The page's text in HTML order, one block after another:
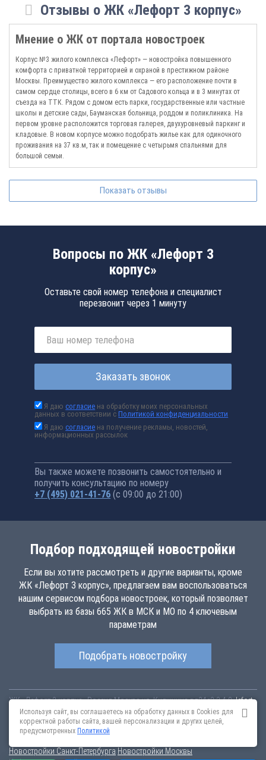
Отзывы о ЖК «Лефорт 3 корпус»
Мнение о ЖК от портала новостроек
Корпус №3 жилого комплекса «Лефорт» — новостройка повышенного
комфорта с приватной территорией и охраной в престижном районе
Москвы. Преимущество жилого комплекса — его расположение почти в
самом сердце столицы, всего в 6 км от Садового кольца и в 3 минутах от
съезда на ТТК. Рядом с домом есть парки, государственные или частные
школы и детские сады, Бауманская больница, роддом и поликлиника. На
первом уровне расположится торговая галерея, двухуровневый паркинг и
кладовые. В новом корпусе можно подобрать жилье как для одиночного
проживания на 37 кв.м, так и помещение с четырьмя спальнями для
большой семьи.
Показать отзывы
Вопросы по ЖК «Лефорт 3
корпус»
Оставьте свой номер телефона и специалист
перезвонит через 1 минуту
Заказать звонок
Я даюсогласие на обработку моих персональных
данных в соответствии сПолитикой конфиденциальности
Я даюсогласие на получение рекламы, новостей,
информационных рассылок
Вы также можете позвонить самостоятельно и
получить консультацию по номеру
+7 (495) 021-41-76 (с 09:00 до 21:00)
Подбор подходящей новостройки
Если вы хотите рассмотреть и другие варианты, кроме
ЖК «Лефорт 3 корпус», предлагаем вам воспользоваться
нашим сервисом подбора новостроек, который позволяет
выбрать из базы 665 ЖК в МСК и МО по 4 ключевым
параметрам
Подобрать новостройку
ЖК «Лефорт 3 корпус»РоссияМоскваул. Княжнина вл24с2,3,4,8 lefort-
3korpus.novopoisk.msk.ru Купить квартиру в новом жилом комплексе
«Лефорт 3 корпус» от «ТПУ Лефортово» в Лефортово. Квартиры
различных планировок от 9.5 млн рублей!
Новостройки Санкт-Петербурга Новостройки Москвы
Используя сайт, вы соглашаетесь на обработку данных в Cookies для
корректной работы сайта, вашей персонализации и других целей,
предусмотренных Политикой